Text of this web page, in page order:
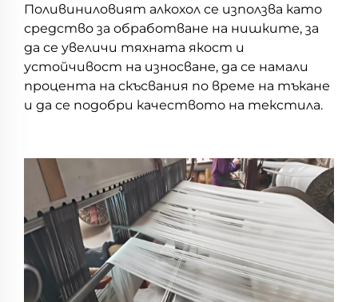
Поливиниловият алкохол се използва като
средство за обработване на нишките, за
да се увеличи тяхната якост и
устойчивост на износване, да се намали
процента на скъсвания по време на тъкане
и да се подобри качеството на текстила.